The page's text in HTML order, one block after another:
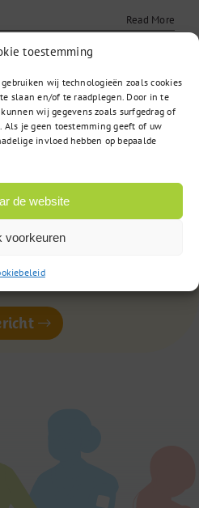
toestemming
wij technologieën zoals cookies
slaan en/of te raadplegen. Door in te
wij gegevens zoals surfgedrag of
Als je geen toestemming geeft of uw
invloed hebben op bepaalde
de website
voorkeuren
bestelling
wil
Read More
98 705